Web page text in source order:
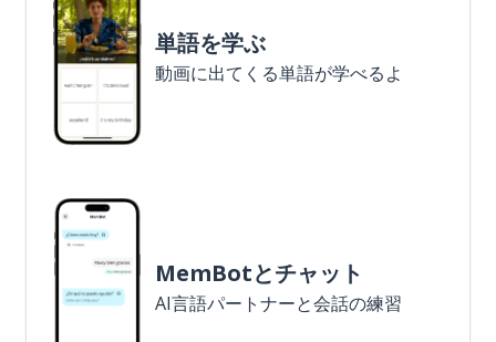
単語を学ぶ
動画に出てくる単語が学べるよ
MemBotとチャット
AI言語パートナーと会話の練習